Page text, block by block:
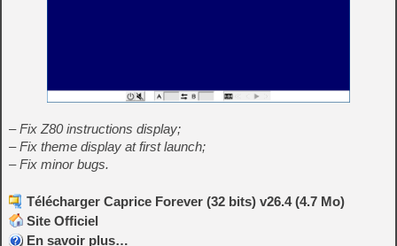
– Fix Z80 instructions display;
– Fix theme display at first launch;
– Fix minor bugs.
Télécharger Caprice Forever (32 bits) v26.4 (4.7 Mo)
Site Officiel
En savoir plus…